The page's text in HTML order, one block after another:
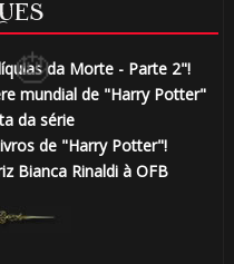
da Morte - Parte 2"!
mundial de "Harry Potter"
da série
de "Harry Potter"!
Bianca Rinaldi à OFB